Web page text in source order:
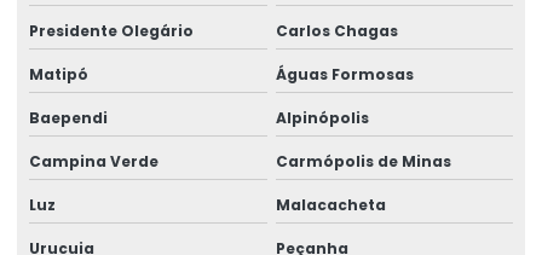
Perícia médica trabalhista para empresas
Perícia de periculosidade
Perícia técnica especializada
Perícia técnica insalubridade
Perícia técnica de insalubridade e periculosidade
Presidente Olegário Carlos Chagas
Matipó Águas Formosas
Baependi Alpinópolis
Campina Verde Carmópolis de Minas
Luz Malacacheta
Urucuia Peçanha